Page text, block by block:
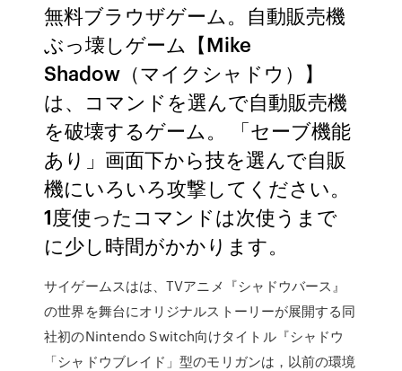
無料ブラウザゲーム。自動販売機
ぶっ壊しゲーム【Mike
Shadow（マイクシャドウ）】
は、コマンドを選んで自動販売機
を破壊するゲーム。 「セーブ機能
あり」画面下から技を選んで自販
機にいろいろ攻撃してください。
1度使ったコマンドは次使うまで
に少し時間がかかります。
サイゲームスはは、TVアニメ『シャドウバース』
の世界を舞台にオリジナルストーリーが展開する同
社初のNintendo Switch向けタイトル『シャドウ
「シャドウブレイド」型のモリガンは，以前の環境